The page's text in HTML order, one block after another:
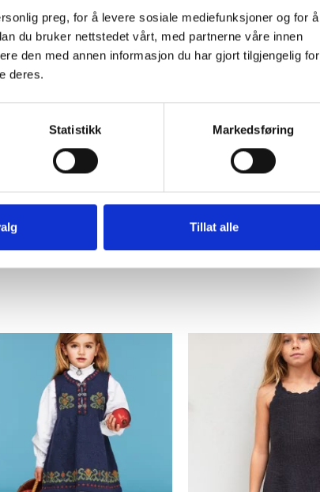
preg, for å levere sosiale mediefunksjoner og for å
du bruker nettstedet vårt, med partnerne våre innen
den med annen informasjon du har gjort tilgjengelig for
deres.
Statistikk Markedsføring
Tillat alle
kan det være du sitter igjen med for lite garn.